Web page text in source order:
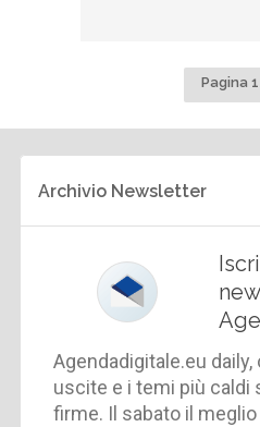
Pagina
Archivio Newsletter
Agendadigitale.eu
uscite e i temi più caldi
firme. Il sabato il